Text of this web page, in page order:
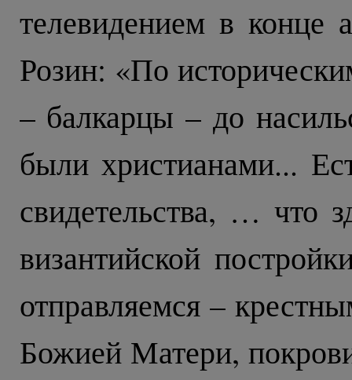
телевидением в конце
Розин: «По
– балкарцы – до
были христианами...
свидетельства, … что
византийской
отправляемся –
Божией Матери,